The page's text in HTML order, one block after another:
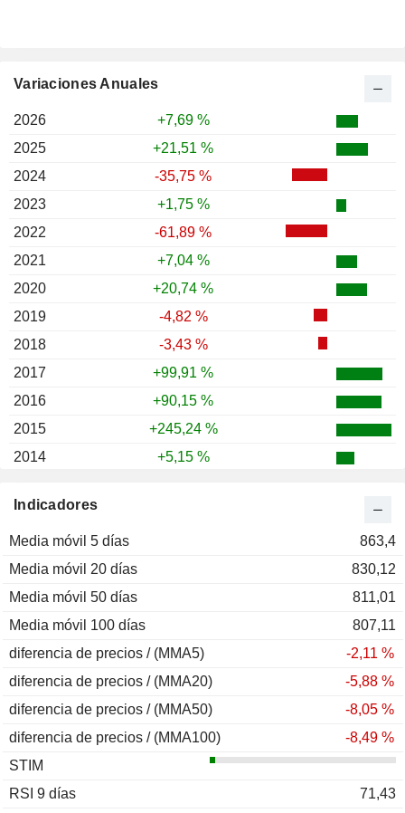
Indicadores
Media móvil 5 días
863,4
Media móvil 20 días
830,12
Media móvil 50 días
811,01
Media móvil 100 días
807,11
diferencia de precios / (MMA5)
-2,11 %
diferencia de precios / (MMA20)
-5,88 %
diferencia de precios / (MMA50)
-8,05 %
diferencia de precios / (MMA100)
-8,49 %
STIM
RSI 9 días
71,43
Variaciones Anuales
2026
+7,69 %
2025
+21,51 %
2024
-35,75 %
2023
+1,75 %
2022
-61,89 %
2021
+7,04 %
2020
+20,74 %
2019
-4,82 %
2018
-3,43 %
2017
+99,91 %
2016
+90,15 %
2015
+245,24 %
2014
+5,15 %